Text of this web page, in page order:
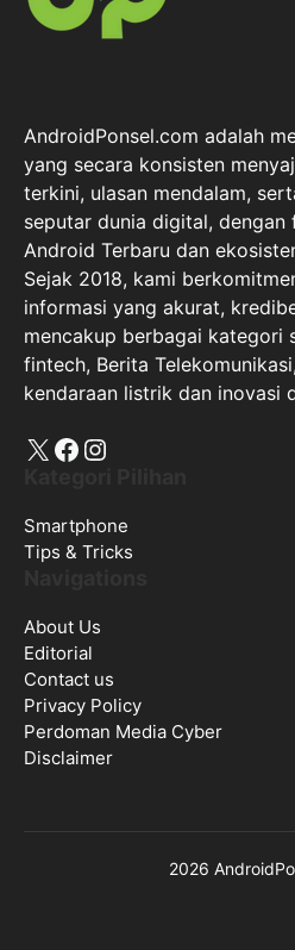
AndroidPonsel.com adalah
yang secara konsisten
terkini, ulasan mendalam,
seputar dunia digital, dengan
Android Terbaru dan
Sejak 2018, kami
informasi yang akurat,
mencakup berbagai kategori
fintech, Berita
kendaraan listrik dan inovasi
X Facebook
Instagram
Smartphone
Tips & Tricks
About Us
Editorial
Contact us
Privacy Policy
Perdoman Media Cyber
Disclaimer
2026